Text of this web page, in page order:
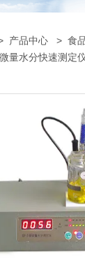
产品中心 >食
量水分快速测定